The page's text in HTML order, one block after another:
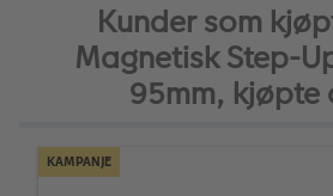
Kunder som
Magnetisk Step-
95mm, kjøpte
KAMPANJE